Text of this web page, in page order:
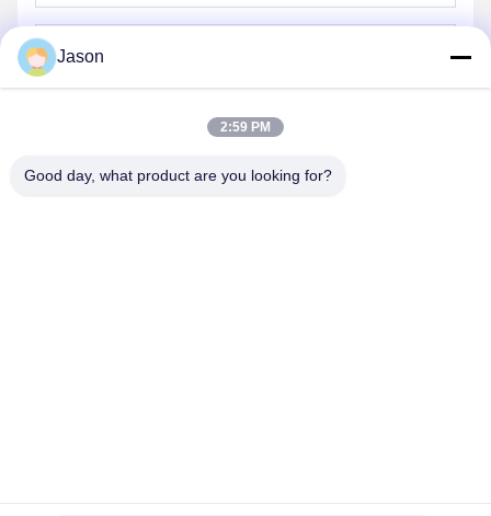
보내
Jason
2:59 PM
Good day, what product are you looking for?